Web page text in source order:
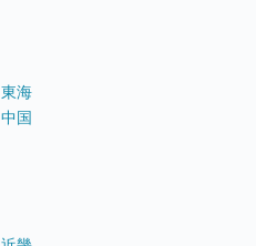
東海
中国